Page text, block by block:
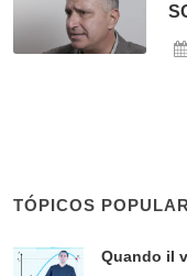
TÓPICOS
Quando il